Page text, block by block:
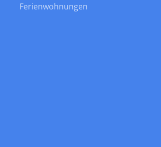
Ferienwohnungen